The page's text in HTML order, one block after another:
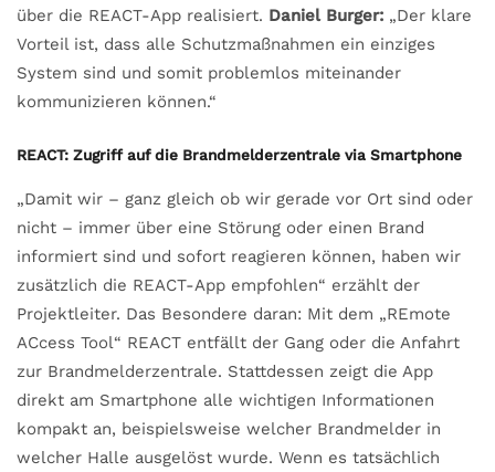
über die REACT-App realisiert. Daniel Burger: „Der klare
Vorteil ist, dass alle Schutzmaßnahmen ein einziges
System sind und somit problemlos miteinander
kommunizieren können.“
REACT: Zugriff auf die Brandmelderzentrale via Smartphone
„Damit wir – ganz gleich ob wir gerade vor Ort sind oder
nicht – immer über eine Störung oder einen Brand
informiert sind und sofort reagieren können, haben wir
zusätzlich die REACT-App empfohlen“ erzählt der
Projektleiter. Das Besondere daran: Mit dem „REmote
ACcess Tool“ REACT entfällt der Gang oder die Anfahrt
zur Brandmelderzentrale. Stattdessen zeigt die App
direkt am Smartphone alle wichtigen Informationen
kompakt an, beispielsweise welcher Brandmelder in
welcher Halle ausgelöst wurde. Wenn es tatsächlich